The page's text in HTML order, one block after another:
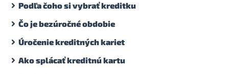
Podľa čoho si vybrať kreditku
Čo je bezúročné obdobie
Úročenie kreditných kariet
Ako splácať kreditnú kartu